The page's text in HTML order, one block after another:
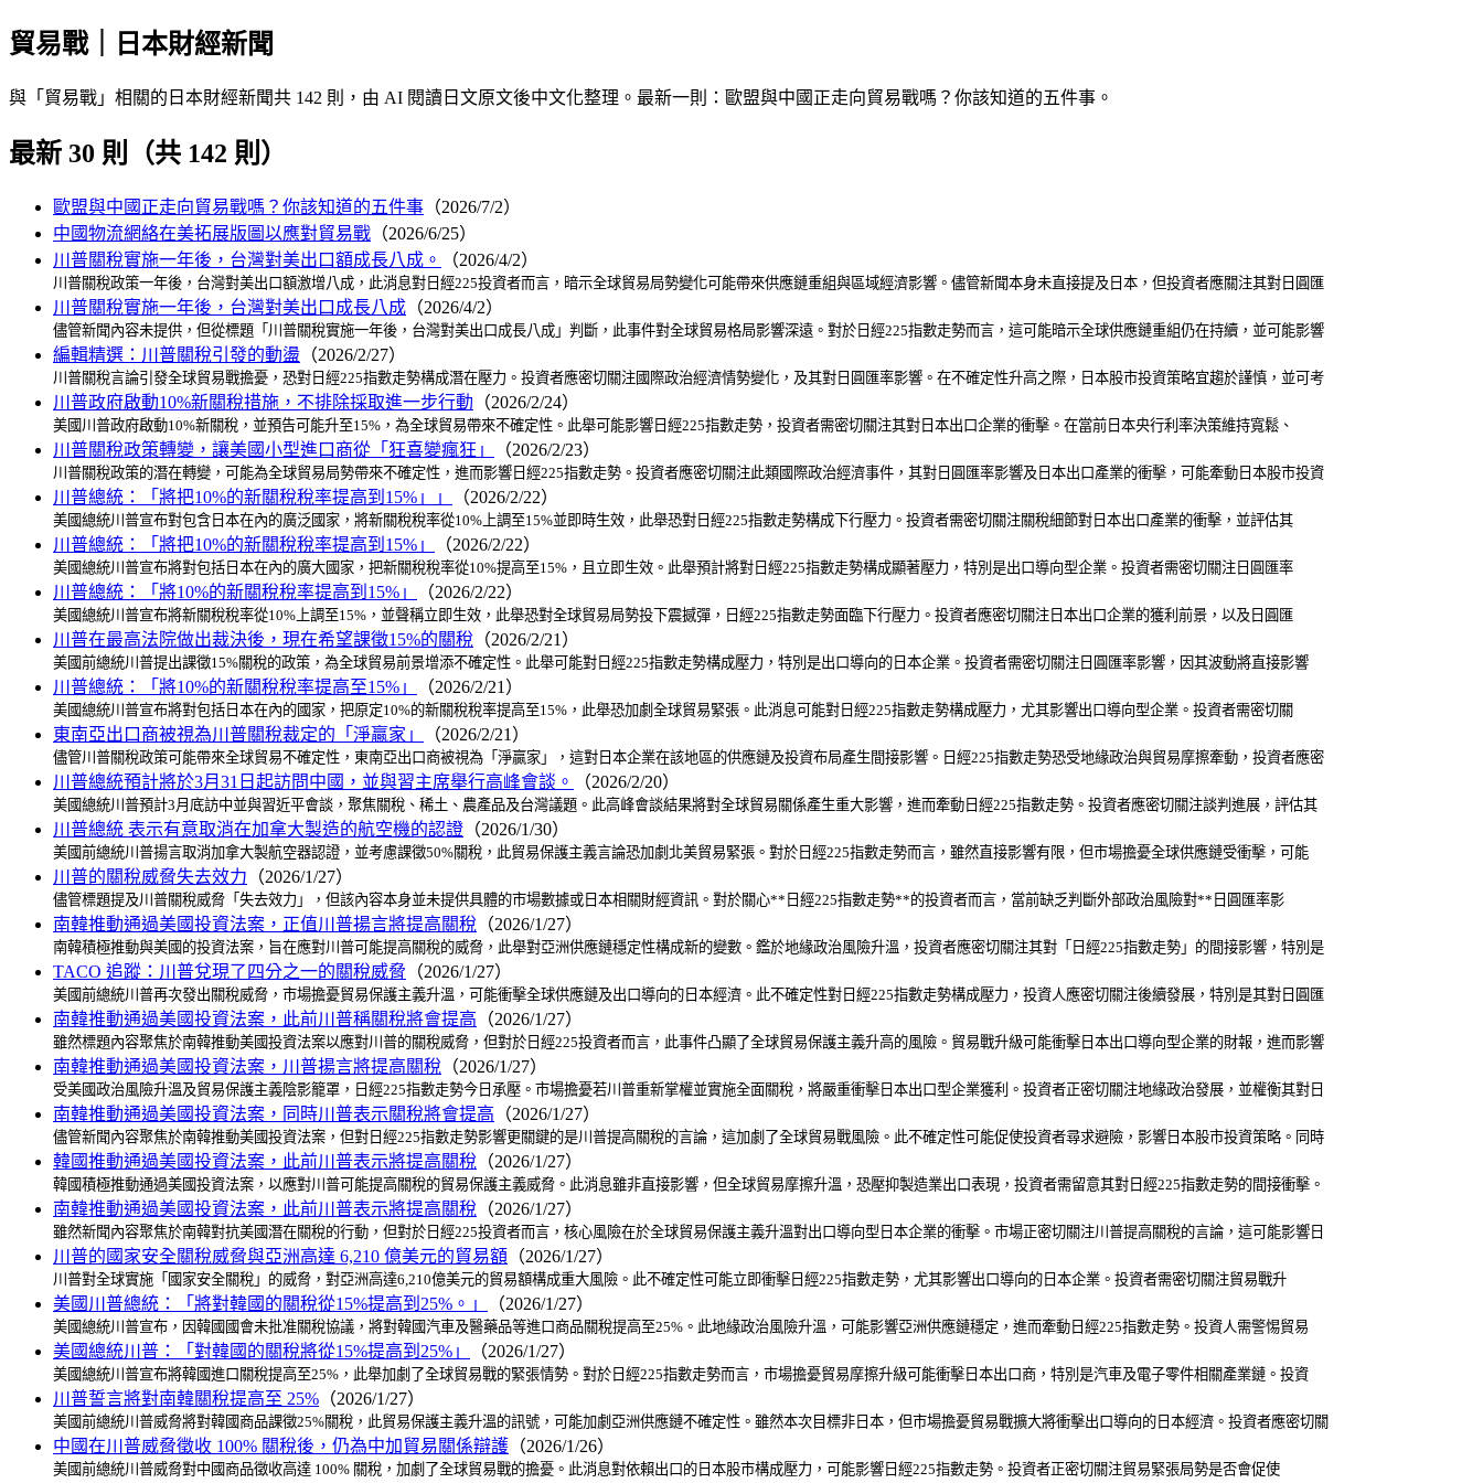
貿易戰｜日本財經新聞
與「貿易戰」相關的日本財經新聞共 142 則，由 AI 閱讀日文原文後中文化整理。最新一則：歐盟與中國正走向貿易戰嗎？你該知道的五件事。
最新 30 則（共 142 則）
歐盟與中國正走向貿易戰嗎？你該知道的五件事 （2026/7/2）
中國物流網絡在美拓展版圖以應對貿易戰 （2026/6/25）
川普關稅實施一年後，台灣對美出口額成長八成。
（2026/4/2）
川普關稅政策一年後，台灣對美出口額激增八成，此消息對日經225投資者而言，暗示全球貿易局勢變化可能帶來供應鏈重組與區域經濟影響。儘管新聞本身未直接提及日本，但投資者應關注其對日圓匯
川普關稅實施一年後，台灣對美出口成長八成 （2026/4/2）
儘管新聞內容未提供，但從標題「川普關稅實施一年後，台灣對美出口成長八成」判斷，此事件對全球貿易格局影響深遠。對於日經225指數走勢而言，這可能暗示全球供應鏈重組仍在持續，並可能影響
編輯精選：川普關稅引發的動盪 （2026/2/27）
川普關稅言論引發全球貿易戰擔憂，恐對日經225指數走勢構成潛在壓力。投資者應密切關注國際政治經濟情勢變化，及其對日圓匯率影響。在不確定性升高之際，日本股市投資策略宜趨於謹慎，並可考
川普政府啟動10%新關稅措施，不排除採取進一步行動 （2026/2/24）
美國川普政府啟動10%新關稅，並預告可能升至15%，為全球貿易帶來不確定性。此舉可能影響日經225指數走勢，投資者需密切關注其對日本出口企業的衝擊。在當前日本央行利率決策維持寬鬆、
川普關稅政策轉變，讓美國小型進口商從「狂喜變瘋狂」 （2026/2/23）
川普關稅政策的潛在轉變，可能為全球貿易局勢帶來不確定性，進而影響日經225指數走勢。投資者應密切關注此類國際政治經濟事件，其對日圓匯率影響及日本出口產業的衝擊，可能牽動日本股市投資
川普總統：「將把10%的新關稅稅率提高到15%」」 （2026/2/22）
美國總統川普宣布對包含日本在內的廣泛國家，將新關稅稅率從10%上調至15%並即時生效，此舉恐對日經225指數走勢構成下行壓力。投資者需密切關注關稅細節對日本出口產業的衝擊，並評估其
川普總統：「將把10%的新關稅稅率提高到15%」 （2026/2/22）
美國總統川普宣布將對包括日本在內的廣大國家，把新關稅稅率從10%提高至15%，且立即生效。此舉預計將對日經225指數走勢構成顯著壓力，特別是出口導向型企業。投資者需密切關注日圓匯率
川普總統：「將10%的新關稅稅率提高到15%」 （2026/2/22）
美國總統川普宣布將新關稅稅率從10%上調至15%，並聲稱立即生效，此舉恐對全球貿易局勢投下震撼彈，日經225指數走勢面臨下行壓力。投資者應密切關注日本出口企業的獲利前景，以及日圓匯
川普在最高法院做出裁決後，現在希望課徵15%的關稅 （2026/2/21）
美國前總統川普提出課徵15%關稅的政策，為全球貿易前景增添不確定性。此舉可能對日經225指數走勢構成壓力，特別是出口導向的日本企業。投資者需密切關注日圓匯率影響，因其波動將直接影響
川普總統：「將10%的新關稅稅率提高至15%」 （2026/2/21）
美國總統川普宣布將對包括日本在內的國家，把原定10%的新關稅稅率提高至15%，此舉恐加劇全球貿易緊張。此消息可能對日經225指數走勢構成壓力，尤其影響出口導向型企業。投資者需密切關
東南亞出口商被視為川普關稅裁定的「淨贏家」 （2026/2/21）
儘管川普關稅政策可能帶來全球貿易不確定性，東南亞出口商被視為「淨贏家」，這對日本企業在該地區的供應鏈及投資布局產生間接影響。日經225指數走勢恐受地緣政治與貿易摩擦牽動，投資者應密
川普總統預計將於3月31日起訪問中國，並與習主席舉行高峰會談。 （2026/2/20）
美國總統川普預計3月底訪中並與習近平會談，聚焦關稅、稀土、農產品及台灣議題。此高峰會談結果將對全球貿易關係產生重大影響，進而牽動日經225指數走勢。投資者應密切關注談判進展，評估其
川普總統 表示有意取消在加拿大製造的航空機的認證 （2026/1/30）
美國前總統川普揚言取消加拿大製航空器認證，並考慮課徵50%關稅，此貿易保護主義言論恐加劇北美貿易緊張。對於日經225指數走勢而言，雖然直接影響有限，但市場擔憂全球供應鏈受衝擊，可能
川普的關稅威脅失去效力 （2026/1/27）
儘管標題提及川普關稅威脅「失去效力」，但該內容本身並未提供具體的市場數據或日本相關財經資訊。對於關心**日經225指數走勢**的投資者而言，當前缺乏判斷外部政治風險對**日圓匯率影
南韓推動通過美國投資法案，正值川普揚言將提高關稅 （2026/1/27）
南韓積極推動與美國的投資法案，旨在應對川普可能提高關稅的威脅，此舉對亞洲供應鏈穩定性構成新的變數。鑑於地緣政治風險升溫，投資者應密切關注其對「日經225指數走勢」的間接影響，特別是
TACO 追蹤：川普兌現了四分之一的關稅威脅 （2026/1/27）
美國前總統川普再次發出關稅威脅，市場擔憂貿易保護主義升溫，可能衝擊全球供應鏈及出口導向的日本經濟。此不確定性對日經225指數走勢構成壓力，投資人應密切關注後續發展，特別是其對日圓匯
南韓推動通過美國投資法案，此前川普稱關稅將會提高 （2026/1/27）
雖然標題內容聚焦於南韓推動美國投資法案以應對川普的關稅威脅，但對於日經225投資者而言，此事件凸顯了全球貿易保護主義升高的風險。貿易戰升級可能衝擊日本出口導向型企業的財報，進而影響
南韓推動通過美國投資法案，川普揚言將提高關稅 （2026/1/27）
受美國政治風險升溫及貿易保護主義陰影籠罩，日經225指數走勢今日承壓。市場擔憂若川普重新掌權並實施全面關稅，將嚴重衝擊日本出口型企業獲利。投資者正密切關注地緣政治發展，並權衡其對日
南韓推動通過美國投資法案，同時川普表示關稅將會提高 （2026/1/27）
儘管新聞內容聚焦於南韓推動美國投資法案，但對日經225指數走勢影響更關鍵的是川普提高關稅的言論，這加劇了全球貿易戰風險。此不確定性可能促使投資者尋求避險，影響日本股市投資策略。同時
韓國推動通過美國投資法案，此前川普表示將提高關稅 （2026/1/27）
韓國積極推動通過美國投資法案，以應對川普可能提高關稅的貿易保護主義威脅。此消息雖非直接影響，但全球貿易摩擦升溫，恐壓抑製造業出口表現，投資者需留意其對日經225指數走勢的間接衝擊。
南韓推動通過美國投資法案，此前川普表示將提高關稅 （2026/1/27）
雖然新聞內容聚焦於南韓對抗美國潛在關稅的行動，但對於日經225投資者而言，核心風險在於全球貿易保護主義升溫對出口導向型日本企業的衝擊。市場正密切關注川普提高關稅的言論，這可能影響日
川普的國家安全關稅威脅與亞洲高達 6,210 億美元的貿易額 （2026/1/27）
川普對全球實施「國家安全關稅」的威脅，對亞洲高達6,210億美元的貿易額構成重大風險。此不確定性可能立即衝擊日經225指數走勢，尤其影響出口導向的日本企業。投資者需密切關注貿易戰升
美國川普總統：「將對韓國的關稅從15%提高到25%。」 （2026/1/27）
美國總統川普宣布，因韓國國會未批准關稅協議，將對韓國汽車及醫藥品等進口商品關稅提高至25%。此地緣政治風險升溫，可能影響亞洲供應鏈穩定，進而牽動日經225指數走勢。投資人需警惕貿易
美國總統川普：「對韓國的關稅將從15%提高到25%」 （2026/1/27）
美國總統川普宣布將韓國進口關稅提高至25%，此舉加劇了全球貿易戰的緊張情勢。對於日經225指數走勢而言，市場擔憂貿易摩擦升級可能衝擊日本出口商，特別是汽車及電子零件相關產業鏈。投資
川普誓言將對南韓關稅提高至 25% （2026/1/27）
美國前總統川普威脅將對韓國商品課徵25%關稅，此貿易保護主義升溫的訊號，可能加劇亞洲供應鏈不確定性。雖然本次目標非日本，但市場擔憂貿易戰擴大將衝擊出口導向的日本經濟。投資者應密切關
中國在川普威脅徵收 100% 關稅後，仍為中加貿易關係辯護 （2026/1/26）
美國前總統川普威脅對中國商品徵收高達 100% 關稅，加劇了全球貿易戰的擔憂。此消息對依賴出口的日本股市構成壓力，可能影響日經225指數走勢。投資者正密切關注貿易緊張局勢是否會促使